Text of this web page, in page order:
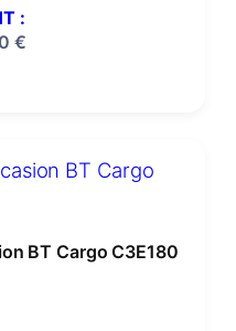
:
€
BT Cargo C3E180